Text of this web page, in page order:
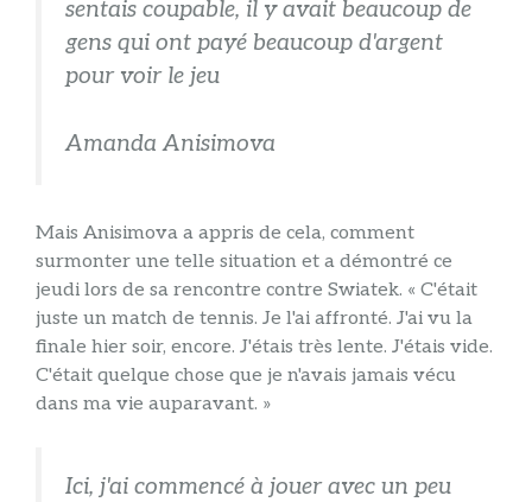
sentais coupable, il y avait beaucoup de
gens qui ont payé beaucoup d'argent
pour voir le jeu
Amanda Anisimova
Mais Anisimova a appris de cela, comment
surmonter une telle situation et a démontré ce
jeudi lors de sa rencontre contre Swiatek. « C'était
juste un match de tennis. Je l'ai affronté. J'ai vu la
finale hier soir, encore. J'étais très lente. J'étais vide.
C'était quelque chose que je n'avais jamais vécu
dans ma vie auparavant. »
Ici, j'ai commencé à jouer avec un peu